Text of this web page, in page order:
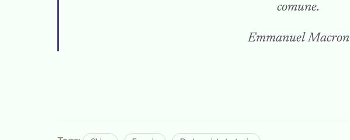
comune.
Emmanuel Macron